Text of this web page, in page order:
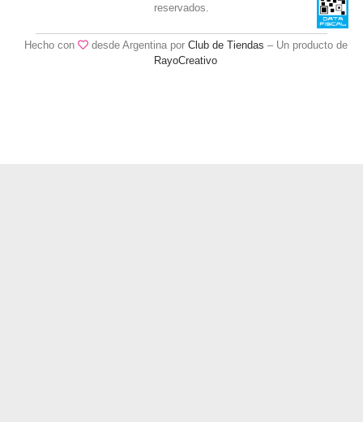
reservados.
Hecho con desde Argentina por Club de Tiendas – Un producto de
RayoCreativo